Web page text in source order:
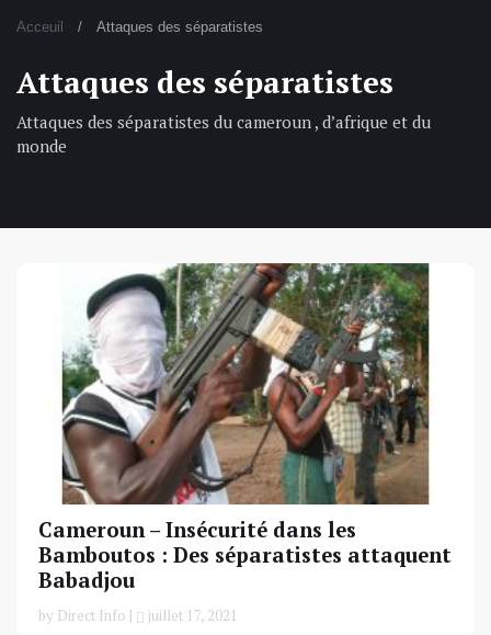
Acceuil Attaques des séparatistes
Attaques des séparatistes
Attaques des séparatistes du cameroun , d’afrique et du
monde
Cameroun – Insécurité dans les
Bamboutos : Des séparatistes attaquent
Babadjou
by Direct Info | juillet 17, 2021